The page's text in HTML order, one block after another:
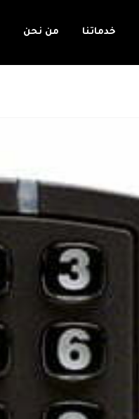
خدماتنا من نحن